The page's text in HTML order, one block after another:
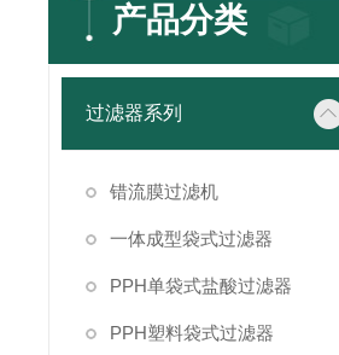
产品分类
过滤器系列
错流膜过滤机
一体成型袋式过滤器
PPH单袋式盐酸过滤器
PPH塑料袋式过滤器